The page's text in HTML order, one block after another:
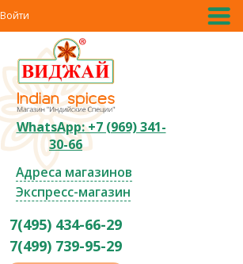
Войти
WhatsApp: +7 (969) 341-
30-66
Адреса магазинов
Экспресс-магазин
7(495) 434-66-29
7(499) 739-95-29